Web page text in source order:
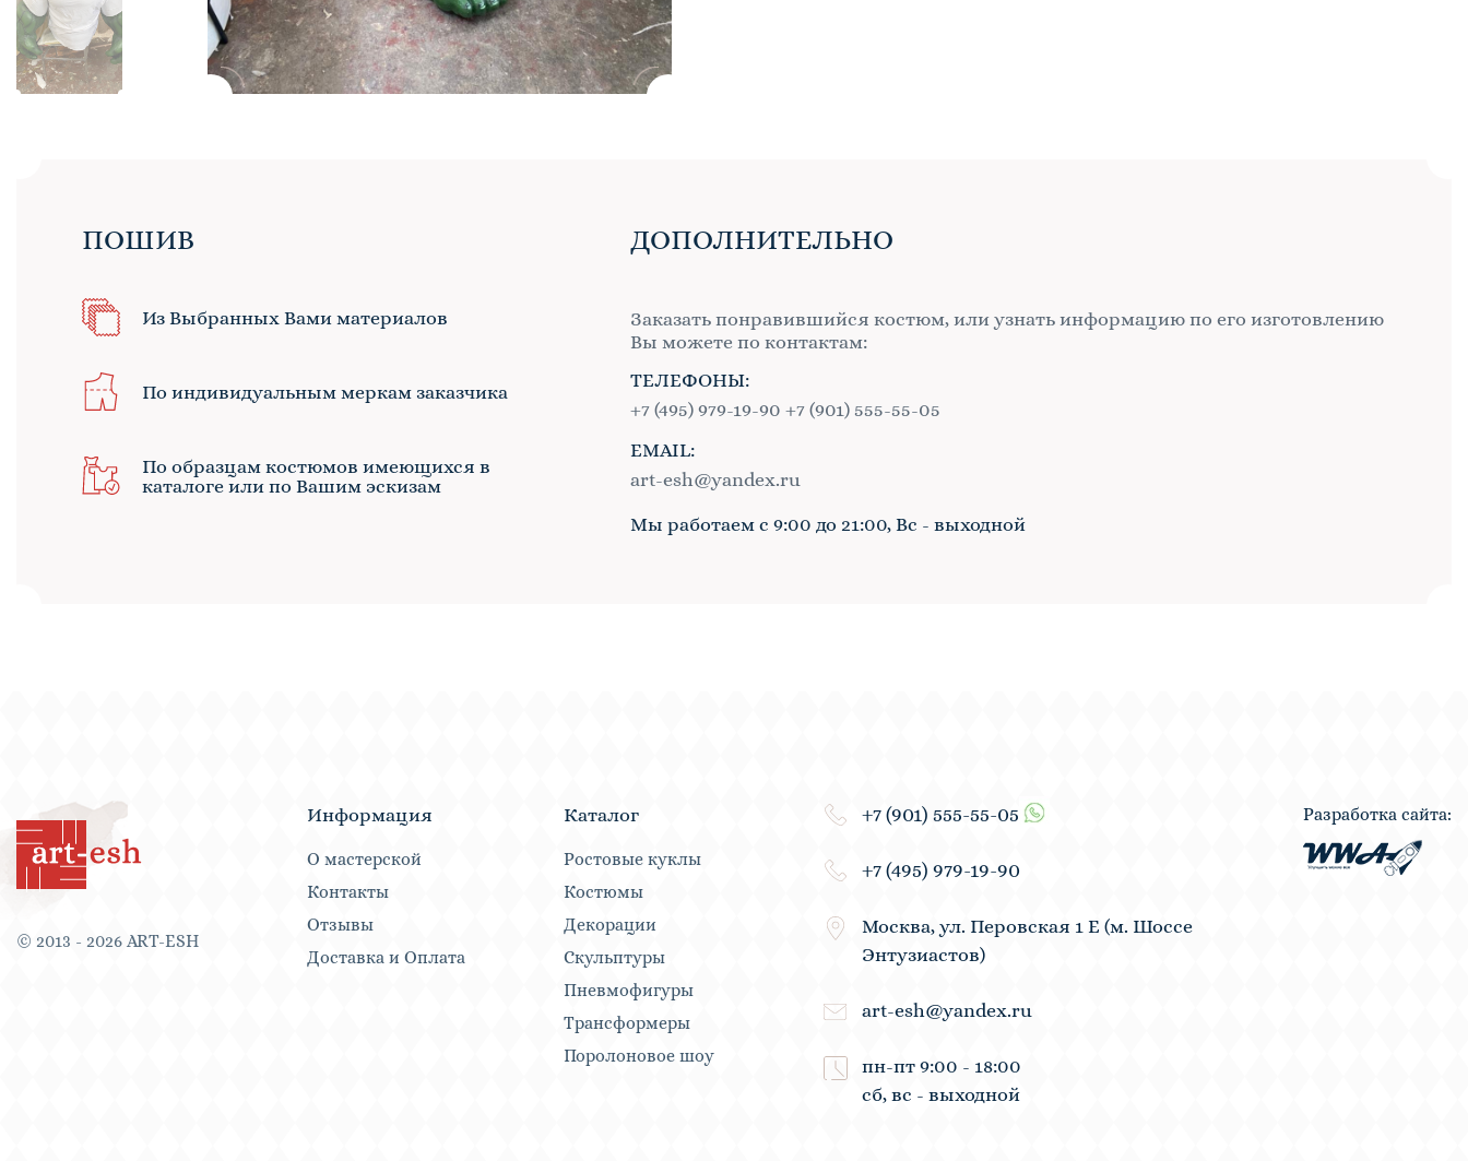
ПОШИВ
Из Выбранных Вами материалов
По индивидуальным меркам заказчика
По образцам костюмов имеющихся в
каталоге или по Вашим эскизам
ДОПОЛНИТЕЛЬНО
Заказать понравившийся костюм, или узнать информацию по его изготовлению
Вы можете по контактам:
ТЕЛЕФОНЫ:
+7 (495) 979-19-90 +7 (901) 555-55-05
EMAIL:
art-esh@yandex.ru
Мы работаем с 9:00 до 21:00, Вс - выходной
© 2013 - 2026 ART-ESH
Информация
О мастерской
Контакты
Отзывы
Доставка и Оплата
Каталог
Ростовые куклы
Костюмы
Декорации
Скульптуры
Пневмофигуры
Трансформеры
Поролоновое шоу
+7 (901) 555-55-05
+7 (495) 979-19-90
Москва, ул. Перовская 1 Е (м. Шоссе
Энтузиастов)
art-esh@yandex.ru
пн-пт 9:00 - 18:00
сб, вс - выходной
Разработка сайта: